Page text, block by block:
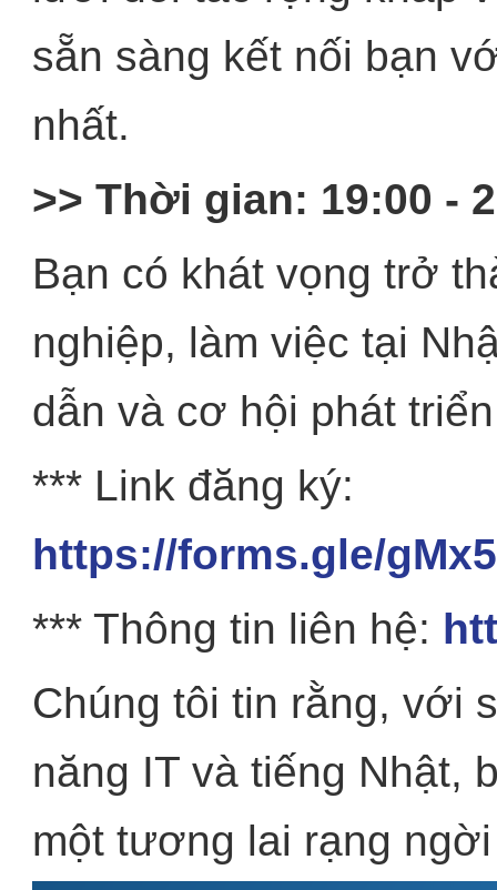
sẵn sàng kết nối bạn
nhất.
>> Thời gian: 19:00 -
Bạn có khát vọng trở
nghiệp, làm việc tại
dẫn và cơ hội phát
*** Link đăng ký:
https://forms.gle/
*** Thông tin liên hệ:
Chúng tôi tin rằng, với
năng IT và tiếng Nhật,
một tương lai rạng